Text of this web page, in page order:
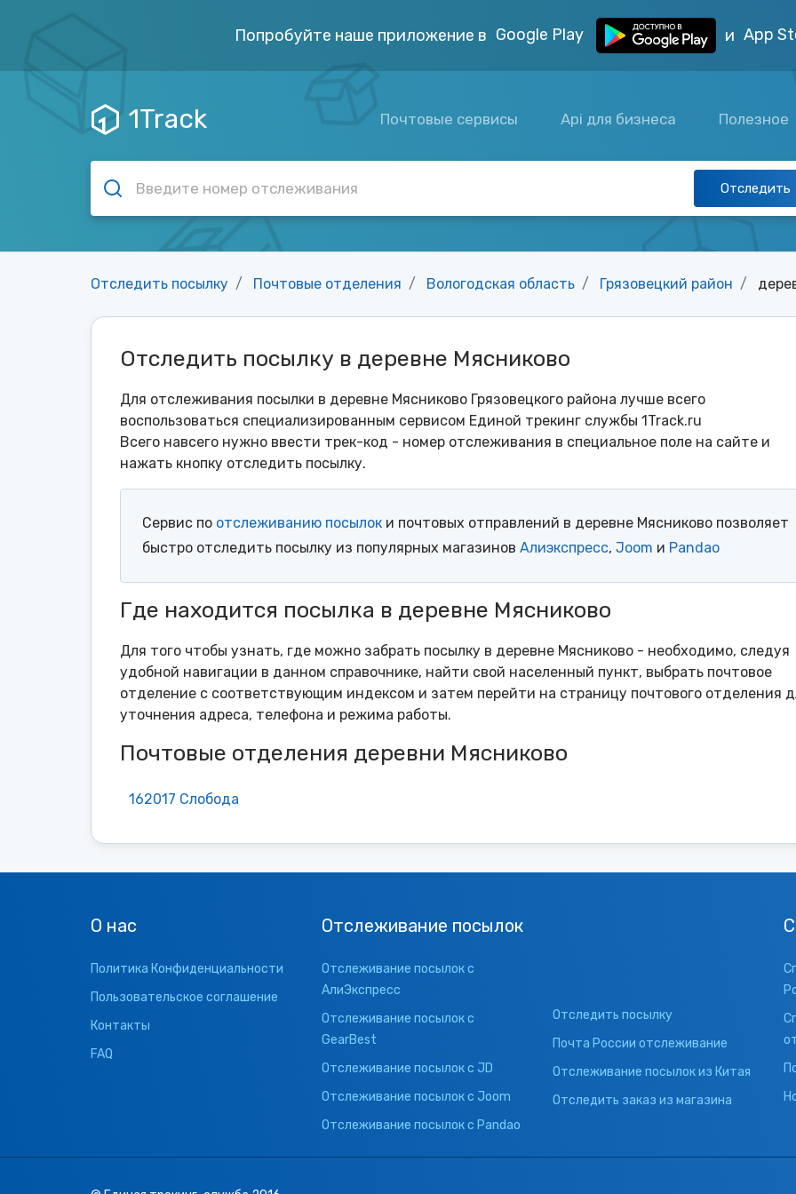
Попробуйте наше приложение в Google Play и App
1Track Почтовые сервисы Api для бизнеса Полезное
Отследить
Отследить посылку Почтовые отделения Вологодская область Грязовецкий район
Отследить посылку в деревне Мясниково
Для отслеживания посылки в деревне Мясниково Грязовецкого района лучше всего
воспользоваться специализированным сервисом Единой трекинг службы 1Track.ru
Всего навсего нужно ввести трек-код - номер отслеживания в специальное поле на сайте и
нажать кнопку отследить посылку.
Сервис по отслеживанию посылок и почтовых отправлений в деревне Мясниково позволяет
быстро отследить посылку из популярных магазинов Алиэкспресс, Joom и Pandao
Где находится посылка в деревне Мясниково
Для того чтобы узнать, где можно забрать посылку в деревне Мясниково - необходимо, следуя
удобной навигации в данном справочнике, найти свой населенный пункт, выбрать почтовое
отделение с соответствующим индексом и затем перейти на страницу почтового отделения
уточнения адреса, телефона и режима работы.
Почтовые отделения деревни Мясниково
162017 Слобода
О нас
Политика Конфиденциальности
Пользовательское соглашение
Контакты
FAQ
Отслеживание посылок
Отслеживание посылок с
АлиЭкспресс
Отслеживание посылок с
GearBest
Отслеживание посылок с JD
Отслеживание посылок с Joom
Отслеживание посылок с Pandao
Отследить посылку
Почта России отслеживание
Отслеживание посылок из Китая
Отследить заказ из магазина